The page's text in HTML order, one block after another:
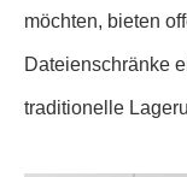
möchten, bieten
Dateienschränke
traditionelle